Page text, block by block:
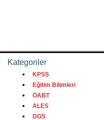
Kategoriler
KPSS
Eğitim Bilimleri
ÖABT
ALES
DGS